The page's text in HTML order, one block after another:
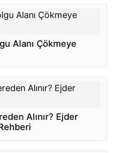
Alanı Çökmeye
Alınır? Ejder